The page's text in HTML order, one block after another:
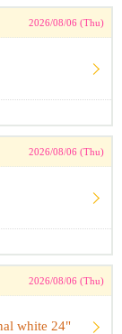
2026/08/06 (Thu)
2026/08/06 (Thu)
2026/08/06 (Thu)
white 24"